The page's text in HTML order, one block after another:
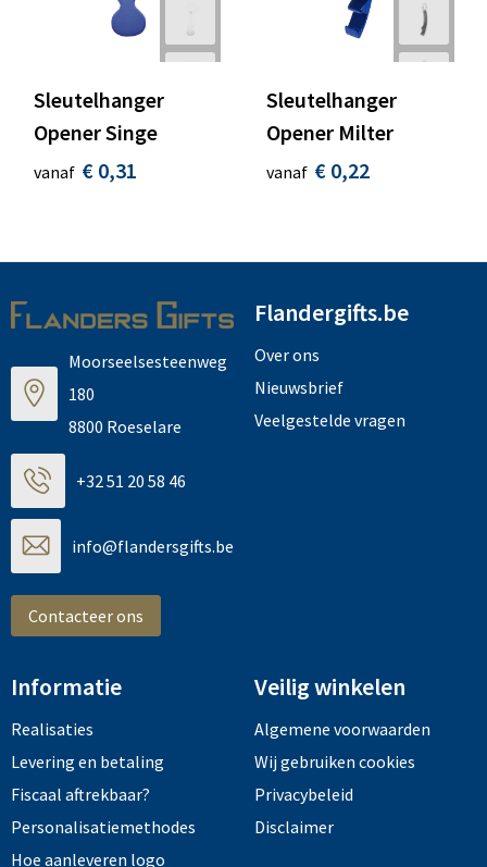
Sleutelhanger
Opener Singe
vanaf € 0,31
Sleutelhanger
Opener Milter
vanaf € 0,22
Moorseelsesteenweg
180
8800 Roeselare
+32 51 20 58 46
info@flandersgifts.be
Contacteer ons
Flandergifts.be
Over ons
Nieuwsbrief
Veelgestelde vragen
Informatie
Realisaties
Levering en betaling
Fiscaal aftrekbaar?
Personalisatiemethodes
Hoe aanleveren logo
Veilig winkelen
Algemene voorwaarden
Wij gebruiken cookies
Privacybeleid
Disclaimer